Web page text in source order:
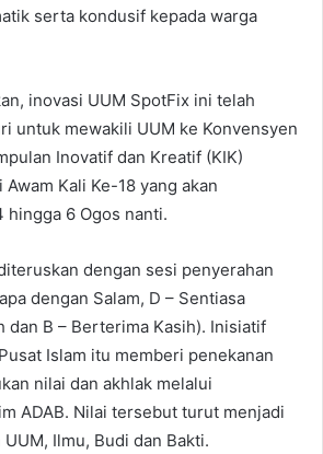
serta kondusif kepada warga
inovasi UUM SpotFix ini telah
untuk mewakili UUM ke Konvensyen
Inovatif dan Kreatif (KIK)
Kali Ke-18 yang akan
hingga 6 Ogos nanti.
dengan sesi penyerahan
dengan Salam, D – Sentiasa
dan B – Berterima Kasih). Inisiatif
Islam itu memberi penekanan
nilai dan akhlak melalui
ADAB. Nilai tersebut turut menjadi
Ilmu, Budi dan Bakti.